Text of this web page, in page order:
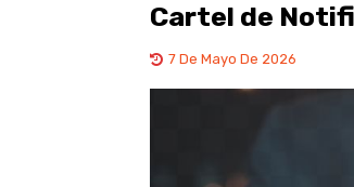
Cartel de
7 De Mayo De 2026